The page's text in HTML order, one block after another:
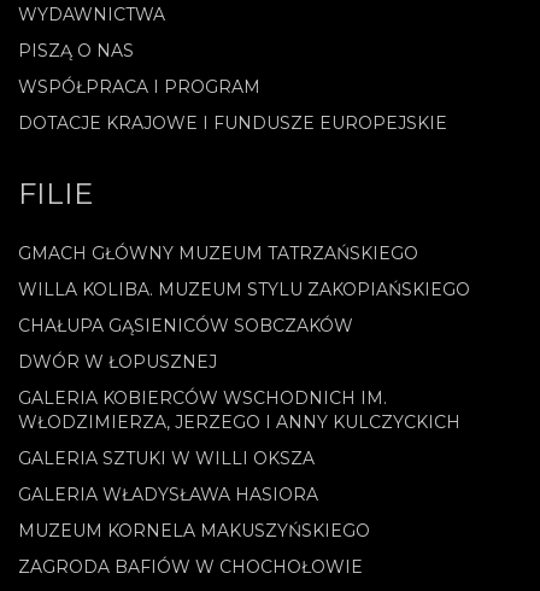
WYDAWNICTWA
PISZĄ O NAS
WSPÓŁPRACA I PROGRAM
DOTACJE KRAJOWE I FUNDUSZE EUROPEJSKIE
FILIE
GMACH GŁÓWNY MUZEUM TATRZAŃSKIEGO
WILLA KOLIBA. MUZEUM STYLU ZAKOPIAŃSKIEGO
CHAŁUPA GĄSIENICÓW SOBCZAKÓW
DWÓR W ŁOPUSZNEJ
GALERIA KOBIERCÓW WSCHODNICH IM.
WŁODZIMIERZA, JERZEGO I ANNY KULCZYCKICH
GALERIA SZTUKI W WILLI OKSZA
GALERIA WŁADYSŁAWA HASIORA
MUZEUM KORNELA MAKUSZYŃSKIEGO
ZAGRODA BAFIÓW W CHOCHOŁOWIE